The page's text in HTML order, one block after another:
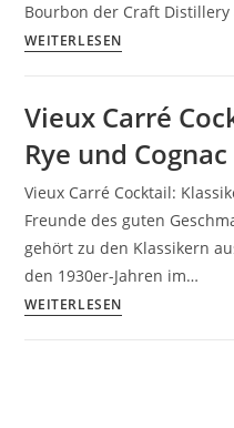
Bourbon der Craft
WEITERLESEN
Vieux Carré
Rye und Cognac
Vieux Carré Cocktail:
Freunde des guten
gehört zu den Klassikern
den 1930er-Jahren im…
WEITERLESEN